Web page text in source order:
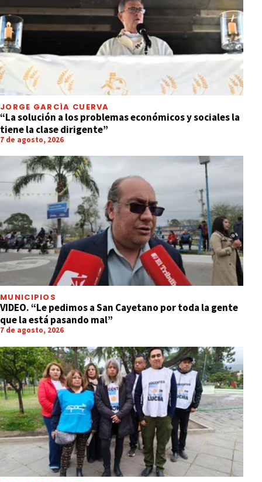
JORGE GARCÍA CUERVA
“La solución a los problemas económicos y sociales la
tiene la clase dirigente”
7 de agosto, 2026
MUNICIPIOS
VIDEO. “Le pedimos a San Cayetano por toda la gente
que la está pasando mal”
7 de agosto, 2026